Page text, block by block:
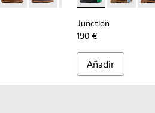
Junction
190 €
Añadir